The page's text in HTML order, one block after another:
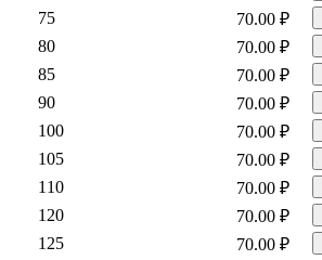
75 70.00 ₽
80 70.00 ₽
85 70.00 ₽
90 70.00 ₽
100 70.00 ₽
105 70.00 ₽
110 70.00 ₽
120 70.00 ₽
125 70.00 ₽